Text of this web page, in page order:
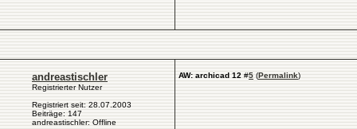
andreastischler
Registrierter Nutzer
Registriert seit: 28.07.2003
Beiträge: 147
andreastischler: Offline
AW: archicad 12 #5 (Permalink)